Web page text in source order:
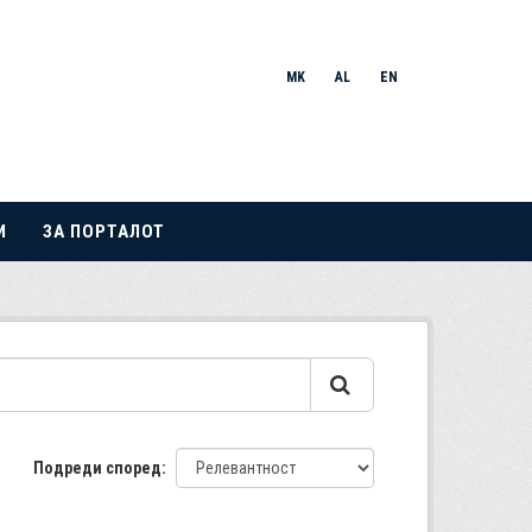
MK AL EN
ЗА ПОРТАЛОТ
Подреди според